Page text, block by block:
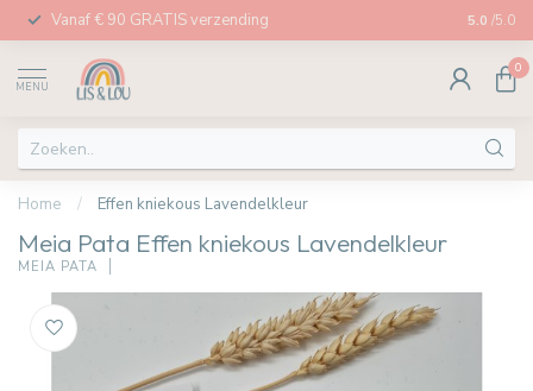
Vanaf € 90 GRATIS verzending Afhalen
5.0 /5.0
MENU
0
Home / Effen kniekous Lavendelkleur
Meia Pata Effen kniekous Lavendelkleur
MEIA PATA